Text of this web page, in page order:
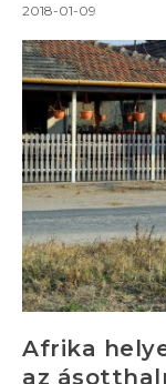
2018-01-09
Afrika
az